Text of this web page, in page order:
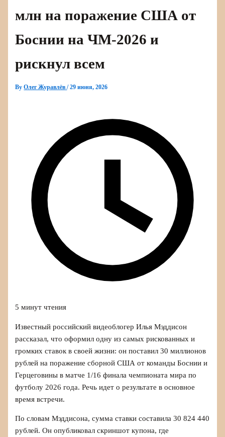
млн на поражение США от
Боснии на ЧМ‑2026 и
рискнул всем
ByОлег Журавлёв/29 июня, 2026
5 минут чтения
Известный российский видеоблогер Илья Мэддисон
рассказал, что оформил одну из самых рискованных и
громких ставок в своей жизни: он поставил 30 миллионов
рублей на поражение сборной США от команды Боснии и
Герцеговины в матче 1/16 финала чемпионата мира по
футболу 2026 года. Речь идет о результате в основное
время встречи.
По словам Мэддисона, сумма ставки составила 30 824 440
рублей. Он опубликовал скриншот купона, где